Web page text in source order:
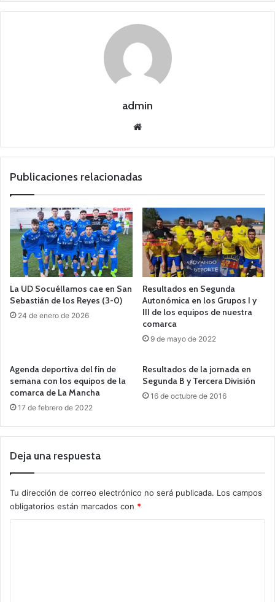
admin
we
Publicaciones relacionadas
La UD Socuéllamos cae en San
Sebastián de los Reyes (3-0)
24 de enero de 2026
Resultados en Segunda
Autonómica en los Grupos I y
III de los equipos de nuestra
comarca
9 de mayo de 2022
Agenda deportiva del fin de
semana con los equipos de la
comarca de La Mancha
17 de febrero de 2022
Resultados de la jornada en
Segunda B y Tercera División
16 de octubre de 2016
Deja una respuesta
Tu dirección de correo electrónico no será publicada. Los campos
obligatorios están marcados con *